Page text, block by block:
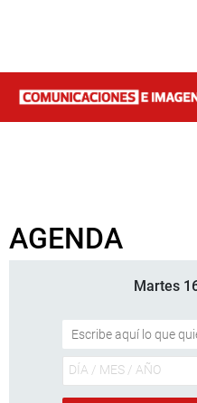
AGENDA
Martes